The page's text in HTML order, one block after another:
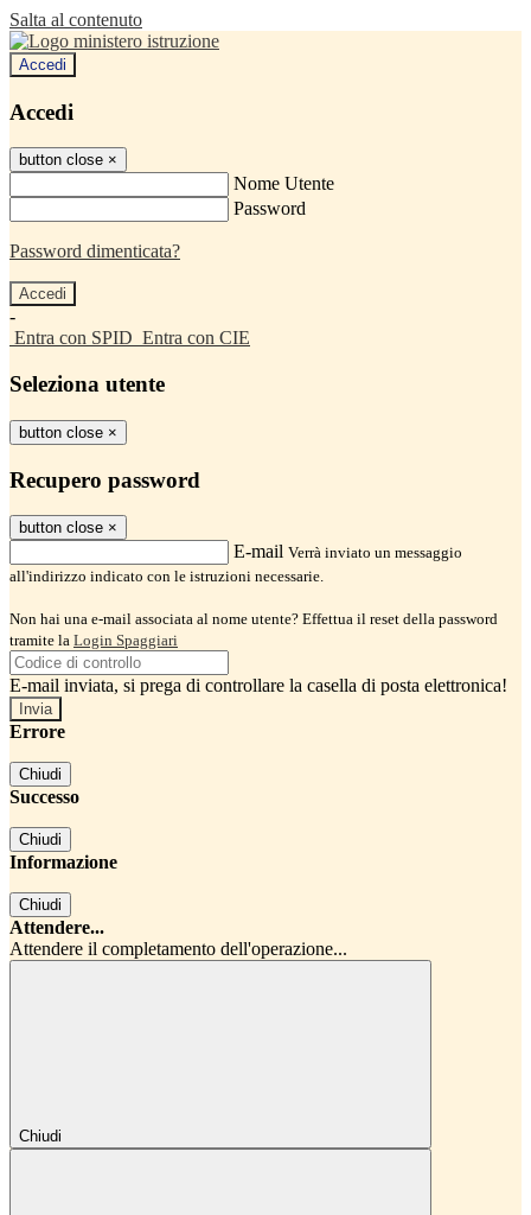
Salta al contenuto
Accedi
Accedi
button close ×
Nome Utente
Password
Password dimenticata?
-
Entra con SPID Entra con CIE
Seleziona utente
button close ×
Recupero password
button close ×
E-mail Verrà inviato un messaggio
all'indirizzo indicato con le istruzioni necessarie.
Non hai una e-mail associata al nome utente? Effettua il reset della password
tramite la Login Spaggiari
E-mail inviata, si prega di controllare la casella di posta elettronica!
Errore
Chiudi
Successo
Chiudi
Informazione
Chiudi
Attendere...
Attendere il completamento dell'operazione...
Chiudi